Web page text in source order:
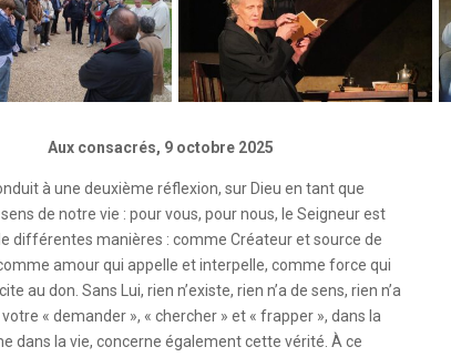
Aux consacrés, 9 octobre 2025
à une deuxième réflexion, sur Dieu en tant que
de notre vie : pour vous, pour nous, le Seigneur est
différentes manières : comme Créateur et source de
amour qui appelle et interpelle, comme force qui
au don. Sans Lui, rien n’existe, rien n’a de sens, rien n’a
« demander », « chercher » et « frapper », dans la
dans la vie, concerne également cette vérité. À ce